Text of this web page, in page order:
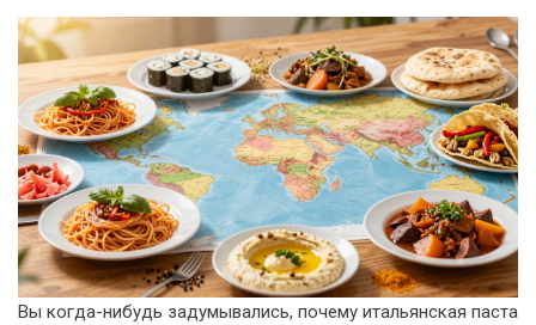
Вы когда-нибудь задумывались, почему итальянская паста